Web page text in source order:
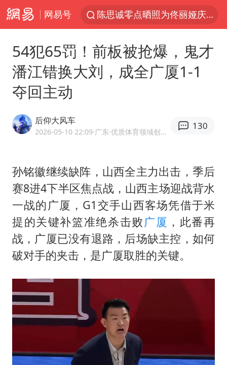
网易号
陈思诚零点晒照为佟丽娅庆生
36岁男演员成景区NPC后人气爆棚
上四休三，但降薪1000元，你接受吗？
检测列车撞人致11死2伤 涉事单位被罚
商场现钱学森巨幅海报 负责人回应
几元成本的AI广告导致千万市值蒸发
老挝国会主席赛宋蓬逝世
购飞机票7分钟后退票被扣2022元
酒店回应车内过夜被收150元
黄金牛市回来了吗
乐享全民健身 共筑健康中国
54犯65罚！前板被抢爆，鬼才
潘江错换大刘，成全广厦1-1
夺回主动
后仰大风车
2026-05-10 22:09·广东 ·优质体育领域创作者
130
孙铭徽继续缺阵，山西全主力出击，季后
赛8进4下半区焦点战，山西主场迎战背水
一战的广厦，G1交手山西客场凭借于米
提的关键补篮准绝杀击败广厦 ，此番再
战，广厦已没有退路，后场缺主控，如何
破对手的夹击，是广厦取胜的关键。